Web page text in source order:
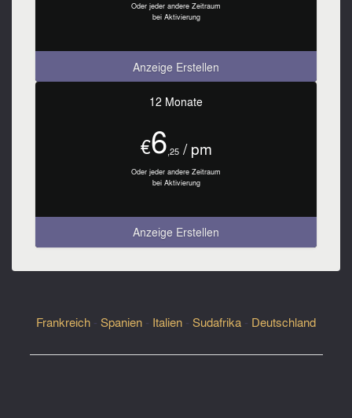
Oder jeder andere Zeitraum
bei Aktivierung
Anzeige Erstellen
12 Monate
€6,25/ pm
Oder jeder andere Zeitraum
bei Aktivierung
Anzeige Erstellen
Frankreich - Spanien - Italien - Sudafrika - Deutschland